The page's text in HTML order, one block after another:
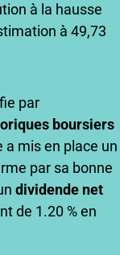
à la hausse
à 49,73
par
boursiers
a mis en place un
par sa bonne
dividende net
de 1.20 % en